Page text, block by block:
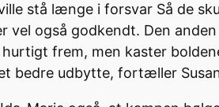
stå længe i forsvar Så de
vel også godkendt. Den
frem, men kaster
bedre udbytte, fortæller